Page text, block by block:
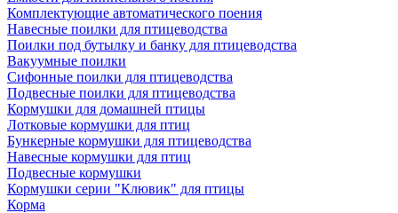
Комплектующие автоматического поения
Навесные поилки для птицеводства
Поилки под бутылку и банку для птицеводства
Вакуумные поилки
Сифонные поилки для птицеводства
Подвесные поилки для птицеводства
Кормушки для домашней птицы
Лотковые кормушки для птиц
Бункерные кормушки для птицеводства
Навесные кормушки для птиц
Подвесные кормушки
Кормушки серии "Клювик" для птицы
Корма